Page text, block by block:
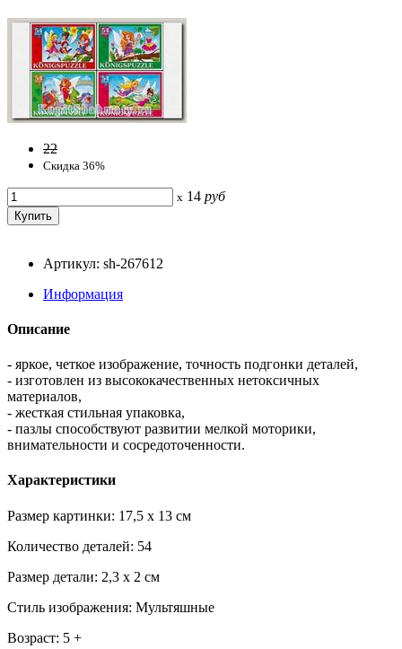
22
Скидка 36%
x 14 руб
Артикул: sh-267612
Информация
Описание
- яркое, четкое изображение, точность подгонки деталей,
- изготовлен из высококачественных нетоксичных
материалов,
- жесткая стильная упаковка,
- пазлы способствуют развитии мелкой моторики,
внимательности и сосредоточенности.
Характеристики
Размер картинки: 17,5 x 13 см
Количество деталей: 54
Размер детали: 2,3 x 2 см
Стиль изображения: Мультяшные
Возраст: 5 +